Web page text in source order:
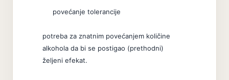
povećanje tolerancije
potreba za znatnim povećanjem količine
alkohola da bi se postigao (prethodni)
željeni efekat.